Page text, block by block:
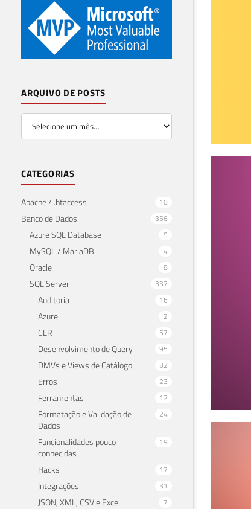
ARQUIVO DE POSTS
CATEGORIAS
Apache / .htaccess 10
Banco de Dados 356
Azure SQL Database 9
MySQL / MariaDB 4
Oracle 8
SQL Server 337
Auditoria 16
Azure 2
CLR 57
Desenvolvimento de Query 95
DMVs e Views de Catálogo 32
Erros 23
Ferramentas 12
Formatação e Validação de
Dados
24
Funcionalidades pouco
conhecidas
19
Hacks 17
Integrações 31
JSON, XML, CSV e Excel 7